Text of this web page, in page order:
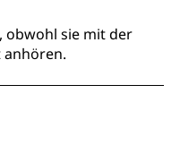
obwohl sie mit der
anhören.